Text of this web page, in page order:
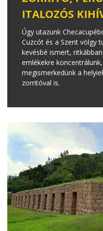
ITALOZÓS
Úgy utazunk
Cuzcót és a Szent völgy
kevésbé ismert,
emlékekre
megismerkedünk a
zorritóval is.